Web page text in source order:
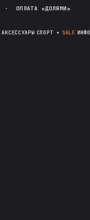
· ОПЛАТА «ДОЛЯМИ»
АКСЕССУАРЫ СПОРТ ▾ SALE ИНФО